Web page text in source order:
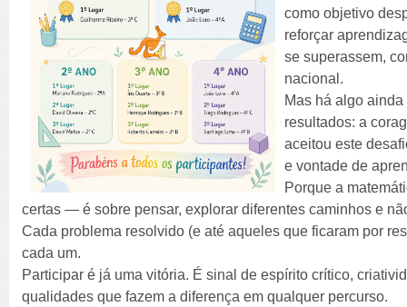
como objetivo
reforçar
se superassem,
nacional.
Mas há algo
resultados: a
aceitou este
e vontade de
Porque a
certas — é sobre pensar, explorar diferentes caminhos e
Cada problema resolvido (e até aqueles que ficaram por
cada um.
Participar é já uma vitória. É sinal de espírito crítico,
qualidades que fazem a diferença em qualquer percurso.